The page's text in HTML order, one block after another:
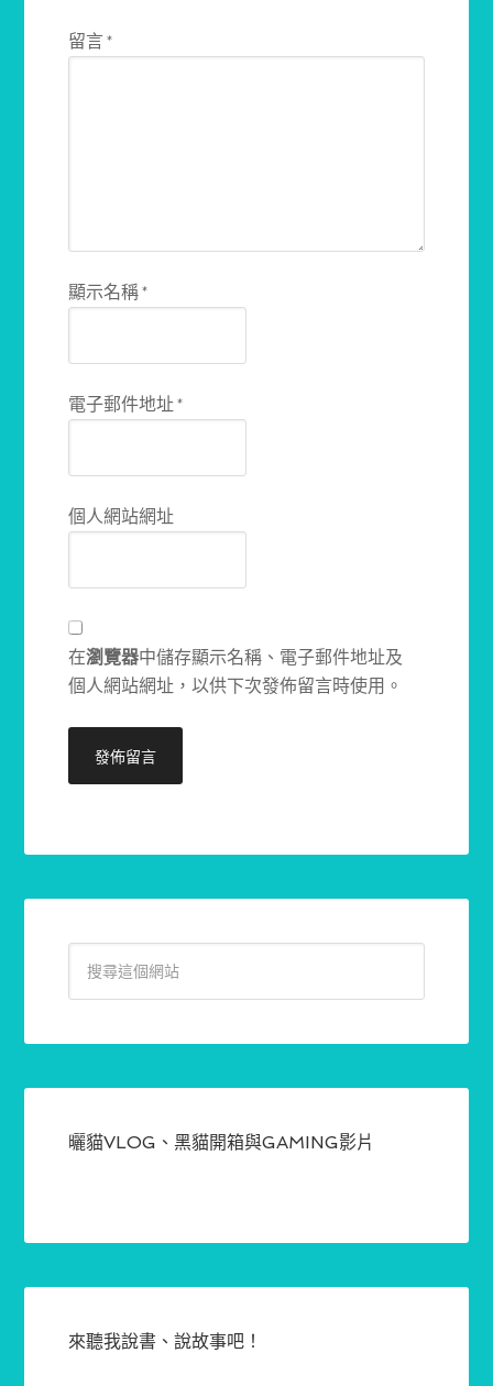
留言*
顯示名稱*
電子郵件地址*
個人網站網址
在瀏覽器中儲存顯示名稱、電子郵件地址及
個人網站網址，以供下次發佈留言時使用。
曬貓VLOG、黑貓開箱與GAMING影片
來聽我說書、說故事吧！